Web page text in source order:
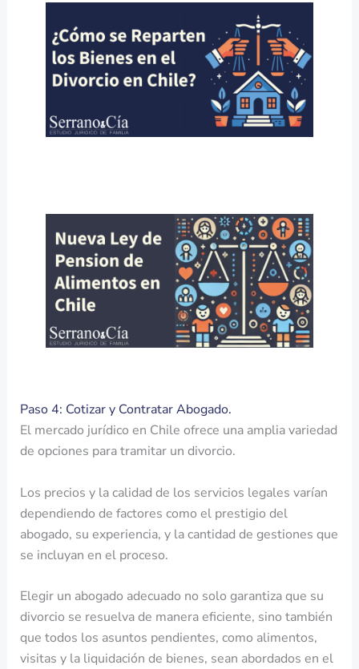
Paso 4: Cotizar y Contratar Abogado.
El mercado jurídico en Chile ofrece una amplia variedad
de opciones para tramitar un divorcio.
Los precios y la calidad de los servicios legales varían
dependiendo de factores como el prestigio del
abogado, su experiencia, y la cantidad de gestiones que
se incluyan en el proceso.
Elegir un abogado adecuado no solo garantiza que su
divorcio se resuelva de manera eficiente, sino también
que todos los asuntos pendientes, como alimentos,
visitas y la liquidación de bienes, sean abordados en el